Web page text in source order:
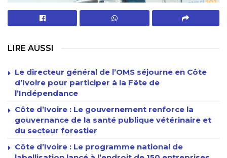
LIRE AUSSI
Le directeur général de l’OMS séjourne en Côte
d’Ivoire pour participer à la Fête de
l’Indépendance
Côte d’Ivoire : Le gouvernement renforce la
gouvernance de la santé publique vétérinaire et
du secteur forestier
Côte d’Ivoire : Le programme national de